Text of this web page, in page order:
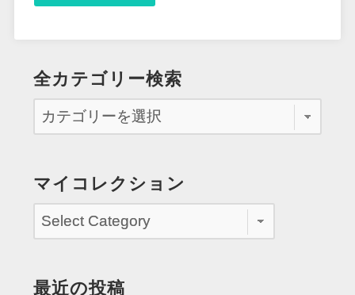
全カテゴリー検索
マイコレクション
最近の投稿